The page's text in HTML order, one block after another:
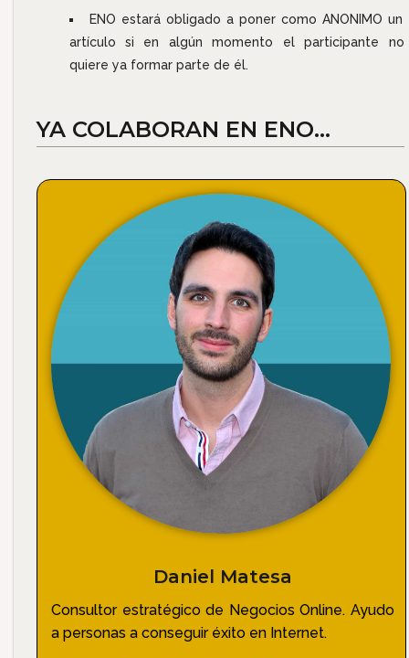
ENO estará obligado a poner como ANONIMO un
artículo si en algún momento el participante no
quiere ya formar parte de él.
YA COLABORAN EN ENO…
Daniel Matesa
Consultor estratégico de Negocios Online. Ayudo
a personas a conseguir éxito en Internet.